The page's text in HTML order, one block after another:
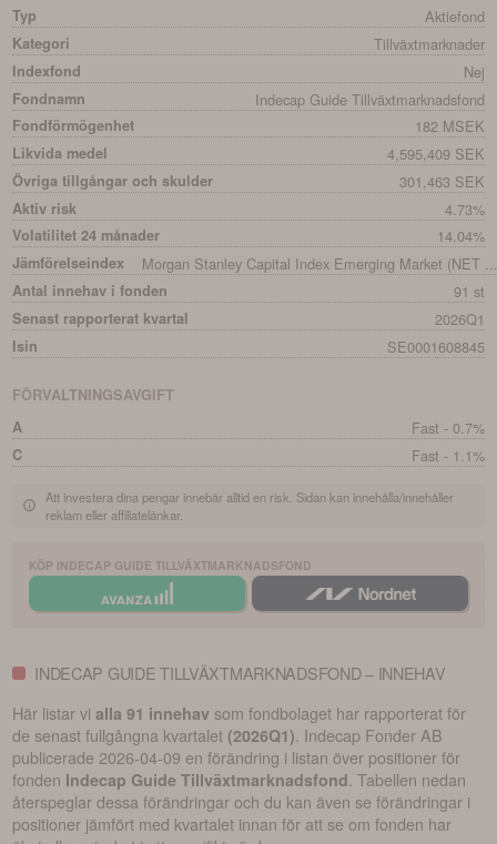
Typ Aktiefond
Kategori Tillväxtmarknader
Indexfond Nej
Fondnamn Indecap Guide Tillväxtmarknadsfond
Fondförmögenhet 182 MSEK
Likvida medel 4,595,409 SEK
Övriga tillgångar och skulder 301,463 SEK
Aktiv risk 4.73%
Volatilitet 24 månader 14.04%
Jämförelseindex Morgan Stanley Capital Index Emerging Market (NET
Antal innehav i fonden 91 st
Senast rapporterat kvartal 2026Q1
Isin SE0001608845
FÖRVALTNINGSAVGIFT
A
Fast - 0.7%
C Fast - 1.1%
Att investera dina pengar innebär alltid en risk. Sidan kan innehålla/innehåller
reklam eller affiliatelänkar.
KÖP INDECAP GUIDE TILLVÄXTMARKNADSFOND
INDECAP GUIDE TILLVÄXTMARKNADSFOND – INNEHAV
Här listar vialla 91 innehav som fondbolaget har rapporterat för
de senast fullgångna kvartalet (2026Q1). Indecap Fonder AB
publicerade2026-04-09 en förändring i listan över positioner för
fonden Indecap Guide Tillväxtmarknadsfond. Tabellen nedan
återspeglar dessa förändringar och du kan även se förändringar i
positioner jämfört med kvartalet innan för att se om fonden har